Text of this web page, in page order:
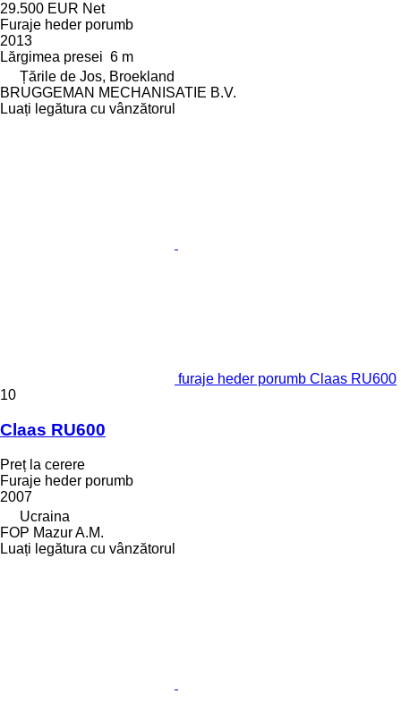
29.500 EUR Net
Furaje heder porumb
2013
Lărgimea presei 6 m
Țările de Jos, Broekland
BRUGGEMAN MECHANISATIE B.V.
Luați legătura cu vânzătorul
furaje heder porumb Claas RU600
10
Claas RU600
Preț la cerere
Furaje heder porumb
2007
Ucraina
FOP Mazur A.M.
Luați legătura cu vânzătorul